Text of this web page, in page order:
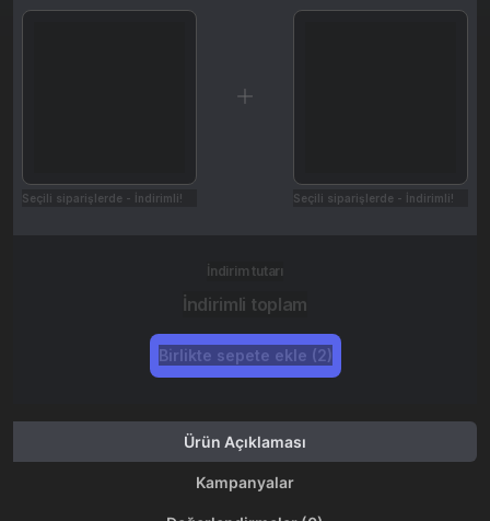
Seçili siparişlerde - İndirimli! Seçili siparişlerde - İndirimli!
İndirim tutarı
İndirimli toplam
Birlikte sepete ekle (2)
Ürün Açıklaması
Kampanyalar